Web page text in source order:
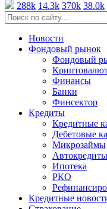
288k 14.3k 370k 38.0k
Новости
Фондовый рынок
Фондовый
Финансы
Банки
Финсектор
Кредиты
Кредитные
Дебетовые
Микрозаймы
Автокредиты
Ипотека
РКО
Кредитные